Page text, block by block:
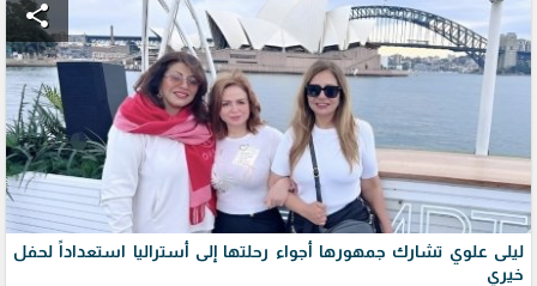
share
ليلى علوي تشارك جمهورها أجواء رحلتها إلى أستراليا استعداداً لحفل
خيري